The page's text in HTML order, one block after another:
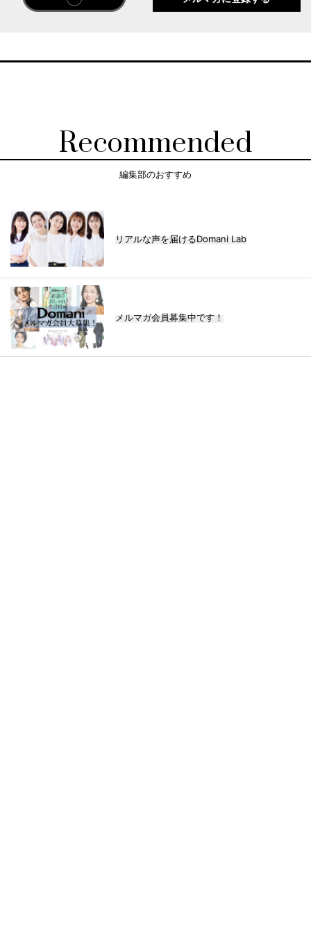
Recommended
編集部のおすすめ
リアルな声を届けるDomani Lab
メルマガ会員募集中です！